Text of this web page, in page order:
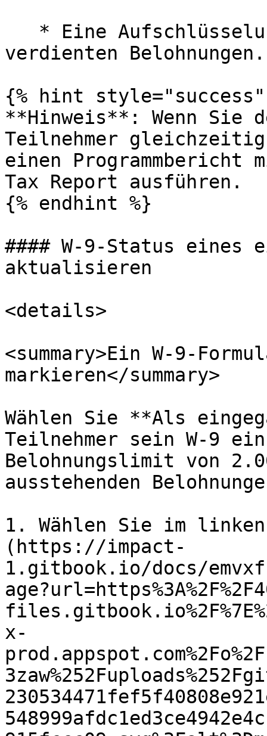
verdienten Belohnungen.
{% hint style="success"
**Hinweis**: Wenn Sie
Teilnehmer gleichzeitig
einen Programmbericht
Tax Report ausführen.
{% endhint %}
#### W-9-Status eines
aktualisieren
<details>
<summary>Ein W-9-
markieren</summary>
Wählen Sie **Als
Teilnehmer sein W-9
Belohnungslimit von
ausstehenden
1. Wählen Sie im
(https://impact-
1.gitbook.io/docs/
x-